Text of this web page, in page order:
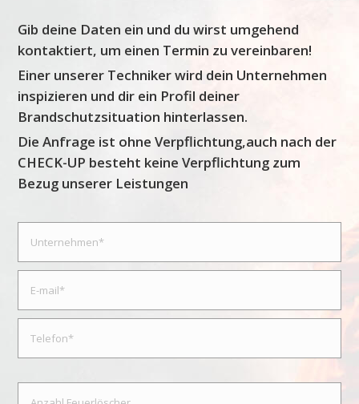
Gib deine Daten ein und du wirst umgehend
kontaktiert, um einen Termin zu vereinbaren!
Einer unserer Techniker wird dein Unternehmen
inspizieren und dir ein Profil deiner
Brandschutzsituation hinterlassen.
Die Anfrage ist ohne Verpflichtung,auch nach der
CHECK-UP besteht keine Verpflichtung zum
Bezug unserer Leistungen